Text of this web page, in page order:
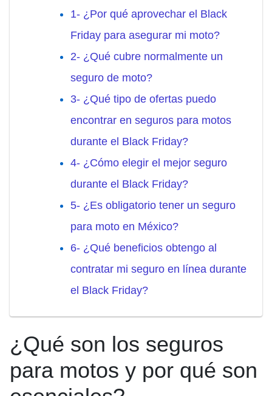
1- ¿Por qué aprovechar el Black
Friday para asegurar mi moto?
2- ¿Qué cubre normalmente un
seguro de moto?
3- ¿Qué tipo de ofertas puedo
encontrar en seguros para motos
durante el Black Friday?
4- ¿Cómo elegir el mejor seguro
durante el Black Friday?
5- ¿Es obligatorio tener un seguro
para moto en México?
6- ¿Qué beneficios obtengo al
contratar mi seguro en línea durante
el Black Friday?
¿Qué son los seguros
para motos y por qué son